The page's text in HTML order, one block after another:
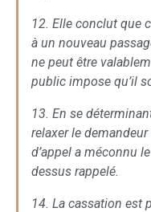
12. Elle conclut que
à un nouveau
ne peut être
public impose qu’il
13. En se
relaxer le
d’appel a méconnu
dessus rappelé.
14. La cassation est